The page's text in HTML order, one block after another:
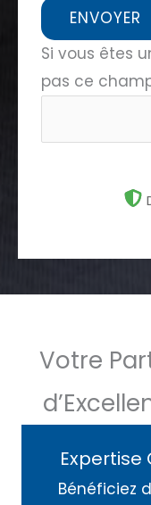
ENVOYER
Si vous êtes
pas ce
Votre
Bénéficiez